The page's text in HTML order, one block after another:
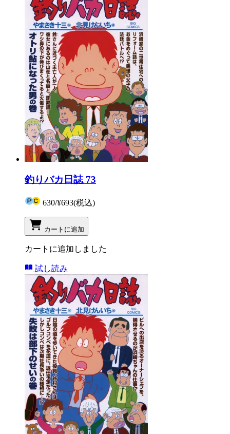
釣りバカ日誌 73
630/¥693(税込)
カートに追加
カートに追加しました
試し読み